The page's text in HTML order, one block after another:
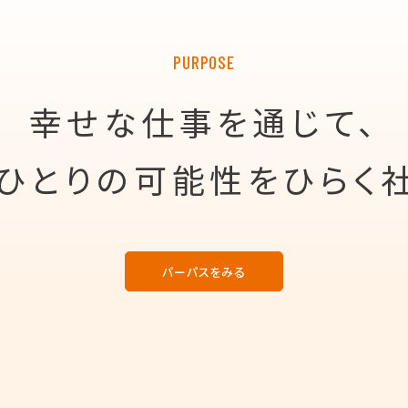
PURPOSE
幸せな仕事を通じて、
とりの可能性をひらく
パーパスをみる